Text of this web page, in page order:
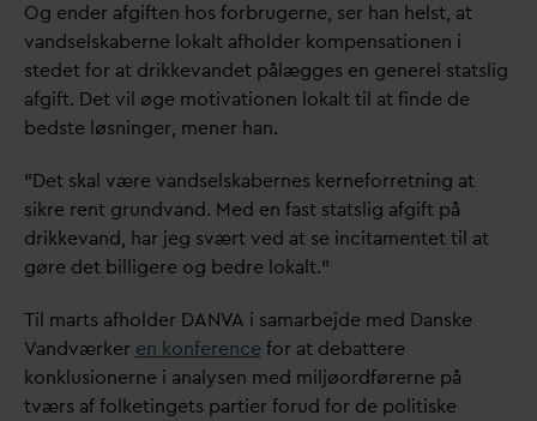
Og ender afgiften hos forbrugerne, ser han helst, at
vandselskaberne lokalt afholder kompensationen i
stedet for at drikkevandet pålægges en generel statslig
afgift. Det vil øge motivationen lokalt til at finde de
bedste løsninger, mener han.
”Det skal være vandselskabernes kerneforretning at
sikre rent grundvand. Med en fast statslig afgift på
drikkevand, har jeg svært ved at se incitamentet til at
gøre det billigere og bedre lokalt.”
Til marts afholder DANVA i samarbejde med Danske
Vandværker en konference for at debattere
konklusionerne i analysen med miljøordførerne på
tværs af folketingets partier forud for de politiske